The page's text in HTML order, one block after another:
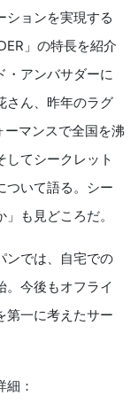
ションを実現する
」の特長を紹介
・アンバサダーに
さん、昨年のラグ
ーマンスで全国を沸
してシークレット
ついて語る。シー
も見どころだ。
ンでは、自宅での
。今後もオフライ
第一に考えたサー
：